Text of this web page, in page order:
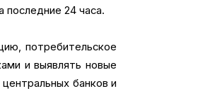
24 часа.
потребительское
и выявлять новые
банков и